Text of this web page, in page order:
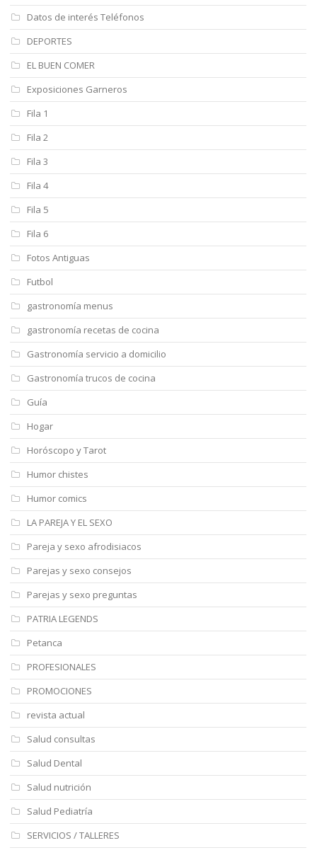
Datos de interés Teléfonos
DEPORTES
EL BUEN COMER
Exposiciones Garneros
Fila 1
Fila 2
Fila 3
Fila 4
Fila 5
Fila 6
Fotos Antiguas
Futbol
gastronomía menus
gastronomía recetas de cocina
Gastronomía servicio a domicilio
Gastronomía trucos de cocina
Guía
Hogar
Horóscopo y Tarot
Humor chistes
Humor comics
LA PAREJA Y EL SEXO
Pareja y sexo afrodisiacos
Parejas y sexo consejos
Parejas y sexo preguntas
PATRIA LEGENDS
Petanca
PROFESIONALES
PROMOCIONES
revista actual
Salud consultas
Salud Dental
Salud nutrición
Salud Pediatría
SERVICIOS / TALLERES